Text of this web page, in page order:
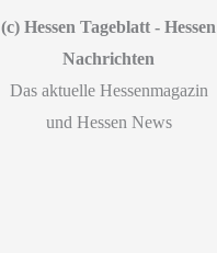
(c) Hessen Tageblatt - Hessen
Nachrichten
Das aktuelle Hessenmagazin
und Hessen News